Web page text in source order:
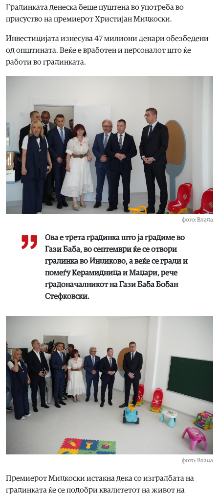
Градинката денеска беше пуштена во употреба во
присуство на премиерот Христијан Мицкоски.
Инвестицијата изнесува 47 милиони денари обезбедени
од општината. Веќе е вработен и персоналот што ќе
работи во градинката.
фото: Влада
Ова е трета градинка што ја градиме во
Гази Баба, во септември ќе се отвори
градинка во Инџиково, а веќе се гради и
помеѓу Керамидница и Маџари, рече
градоначалникот на Гази Баба Бобан
Стефковски.
фото: Влада
Премиерот Мицкоски истакна дека со изградбата на
градинката ќе се подобри квалитетот на живот на